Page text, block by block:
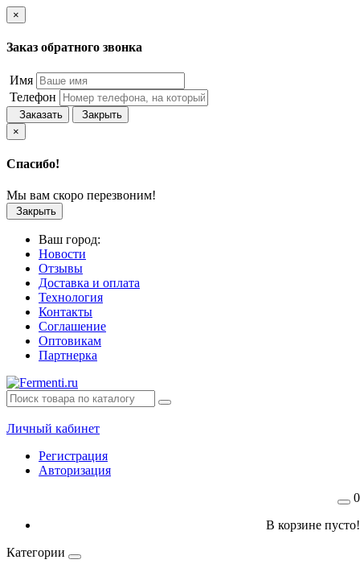
×
Заказ обратного звонка
Имя
Телефон
Заказать
Закрыть
×
Спасибо!
Мы вам скоро перезвоним!
Закрыть
Ваш город:
Новости
Отзывы
Доставка и оплата
Технология
Контакты
Соглашение
Оптовикам
Партнерка
Личный кабинет
Регистрация
Авторизация
0
В корзине пусто!
Категории